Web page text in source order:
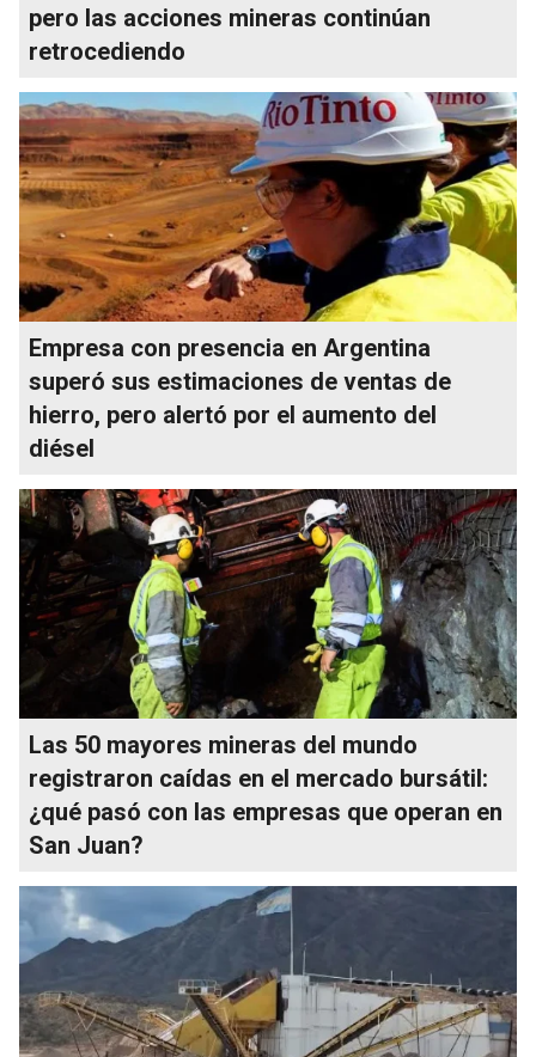
pero las acciones mineras continúan
retrocediendo
Empresa con presencia en Argentina
superó sus estimaciones de ventas de
hierro, pero alertó por el aumento del
diésel
Las 50 mayores mineras del mundo
registraron caídas en el mercado bursátil:
¿qué pasó con las empresas que operan en
San Juan?